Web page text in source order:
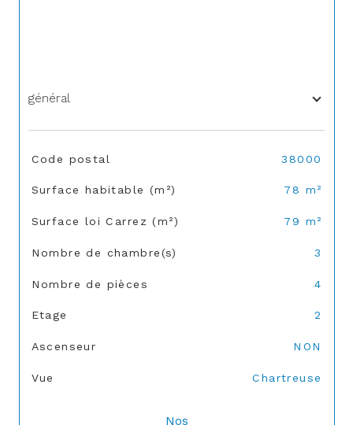
général
TRAD_SIROCCO_Caracteristique
Code postal 38000
Surface habitable (m²) 78 m²
Surface loi Carrez (m²) 79 m²
Nombre de chambre(s) 3
Nombre de pièces 4
Etage 2
Ascenseur NON
Vue Chartreuse
Nos